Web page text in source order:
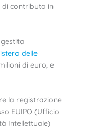
contributo in
delle
di euro, e
la registrazione
EUIPO (Ufficio
Intellettuale)